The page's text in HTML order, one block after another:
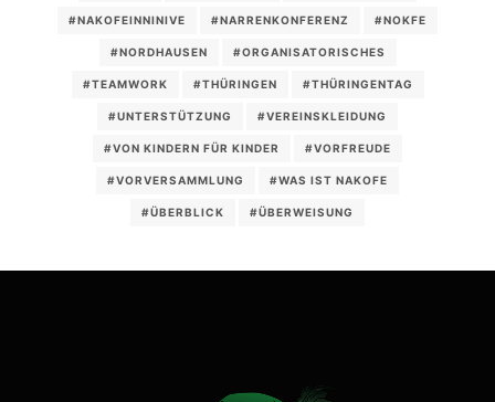
#NAKOFEINNINIVE #NARRENKONFERENZ #NOKFE
#NORDHAUSEN #ORGANISATORISCHES
#TEAMWORK #THÜRINGEN #THÜRINGENTAG
#UNTERSTÜTZUNG #VEREINSKLEIDUNG
#VON KINDERN FÜR KINDER #VORFREUDE
#VORVERSAMMLUNG #WAS IST NAKOFE
#ÜBERBLICK #ÜBERWEISUNG